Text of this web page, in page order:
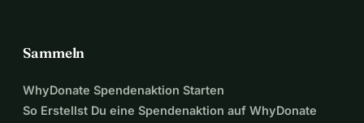
Sammeln
WhyDonate Spendenaktion Starten
So Erstellst Du eine Spendenaktion auf WhyDonate